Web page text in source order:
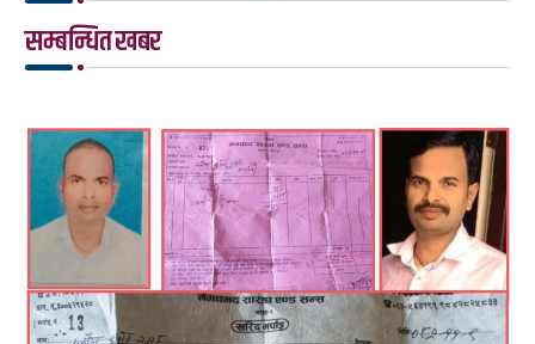
सम्बन्धित खबर